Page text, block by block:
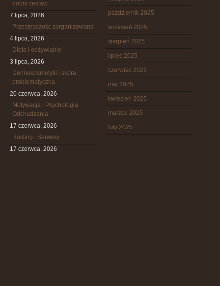
dobry zestaw
7 lipca, 2026
Przestępczośc zorganizowana
4 lipca, 2026
Dieta i odżywianie
3 lipca, 2026
Dermokosmetyki i skóra
problematyczna
20 czerwca, 2026
Motywacja i Psychologia
Odchudzania
17 czerwca, 2026
Hosting i Serwery
17 czerwca, 2026
październik 2025
wrzesień 2025
sierpień 2025
lipiec 2025
czerwiec 2025
maj 2025
kwiecień 2025
marzec 2025
luty 2025